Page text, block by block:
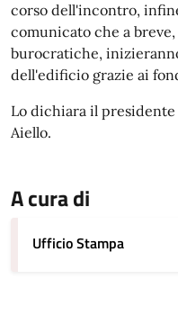
corso dell'incontro,
comunicato che a
burocratiche,
dell'edificio grazie ai
Lo dichiara il
Aiello.
A cura di
Ufficio Stampa